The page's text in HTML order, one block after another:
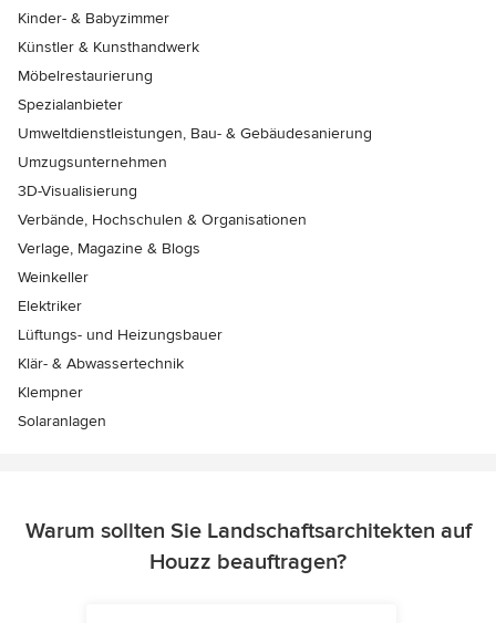
Kinder- & Babyzimmer
Künstler & Kunsthandwerk
Möbelrestaurierung
Spezialanbieter
Umweltdienstleistungen, Bau- & Gebäudesanierung
Umzugsunternehmen
3D-Visualisierung
Verbände, Hochschulen & Organisationen
Verlage, Magazine & Blogs
Weinkeller
Elektriker
Lüftungs- und Heizungsbauer
Klär- & Abwassertechnik
Klempner
Solaranlagen
Warum sollten Sie Landschaftsarchitekten auf
Houzz beauftragen?